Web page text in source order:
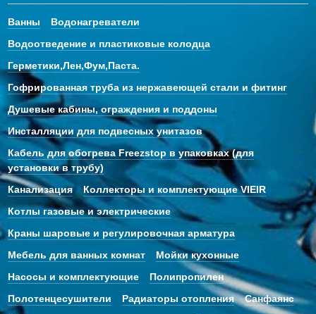
Ванны
Водонагреватели
Водоотведение и пластиковые колодца
Герметики,Лен,Фум,Паста.
Гофрированная труба из нержавеющей стали и фитинг
Душевые кабины, ограждения и поддоны
Инсталляции для подвесных унитазов
Кабель для обогрева Freezstop в упаковках (для
установки в трубу)
Канализация
Коллекторы и комплектующие VIEIR
Котлы газовые и электрические
Краны шаровые и регулировочная арматура
Мебель для ванных комнат
Мойки кухонные
Насосы и комплектующие
Полипропилен
Полотенцесушители
Радиаторы отопления
Санфаянс